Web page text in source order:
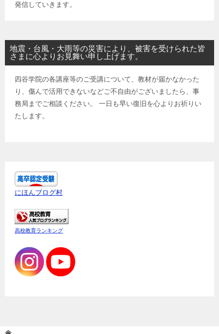
発信していきます。
地震・台風・大雨等の災害により、被害を受けられた皆
さまに心よりお見舞い申し上げます。
四谷学院の各講座等のご受講について、教材が届かなかった
り、傷んで活用できないなどご不自由がございましたら、事
務局までご相談ください。 一日も早い復旧を心よりお祈りい
たします。
にほんブログ村
高校教育ランキング